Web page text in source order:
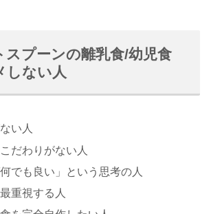
スプーンの離乳食/幼児食
しない人
い人
だわりがない人
でも良い」という思考の人
重視する人